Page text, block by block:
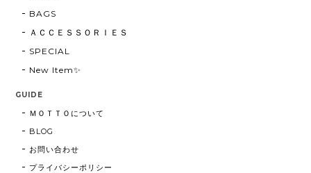
BAGS
ＡＣＣＥＳＳＯＲＩＥＳ
SPECIAL
New Item✨
GUIDE
ＭＯＴＴＯについて
BLOG
お問い合わせ
プライバシーポリシー